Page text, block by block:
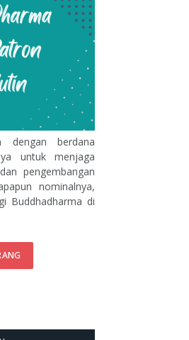
dengan berdana
untuk menjaga
pengembangan
nominalnya,
Buddhadharma di